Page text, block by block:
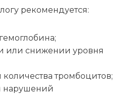
рекомендуется:
или снижении уровня
тромбоцитов;
нарушений